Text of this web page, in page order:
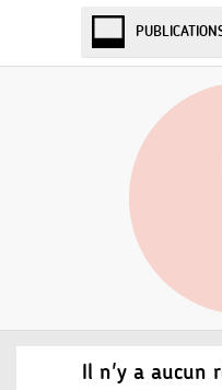
Il n'y a aucun